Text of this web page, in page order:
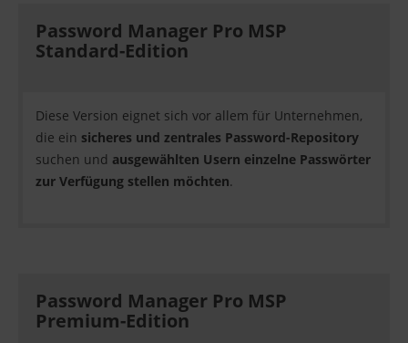
Password Manager Pro MSP
Standard-Edition
Diese Version eignet sich vor allem für Unternehmen,
die ein sicheres und zentrales Password-Repository
suchen und ausgewählten Usern einzelne Passwörter
zur Verfügung stellen möchten.
Password Manager Pro MSP
Premium-Edition